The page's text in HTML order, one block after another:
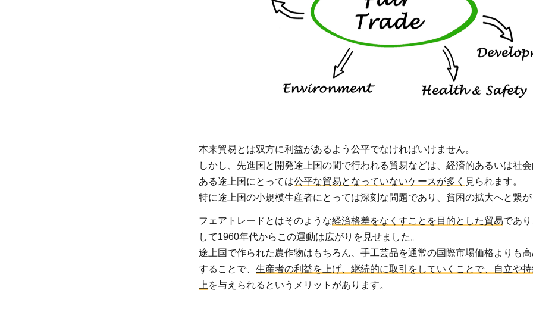
ヒー
の栽
培・
加工
に注
目
2.2
コー
ヒー
栽培
本来貿易とは双方に利益があるよう公平でなければいけません。
しかし、先進国と開発途上国の間で行われる貿易などは、経済的あるいは社
ある途上国にとっては公平な貿易となっていないケースが多く 見られます。
特に途上国の小規模生産者にとっては深刻な問題であり、貧困の拡大へと繋
フェアトレードとはそのような経済格差をなくすことを目的とした貿易であ
して1960年代からこの運動は広がりを見せました。
途上国で作られた農作物はもちろん、手工芸品を通常の国際市場価格よりも
することで、 生産者の利益を上げ、継続的に取引をしていくことで、自立や
上 を与えられるというメリットがあります。